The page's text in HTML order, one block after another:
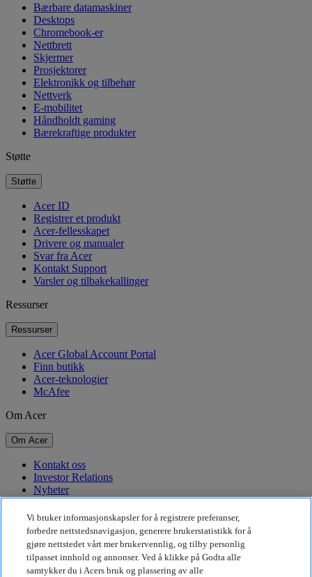
Bærbare datamaskiner
Desktops
Chromebook-er
Nettbrett
Skjermer
Prosjektorer
Elektronikk og tilbehør
Nettverk
E-mobilitet
Håndholdt gaming
Bærekraftige produkter
Støtte
Støtte
Acer ID
Registrer et produkt
Acer-fellesskapet
Drivere og manualer
Svar fra Acer
Kontakt Support
Varsler og tilbakekallinger
Ressurser
Ressurser
Acer Global Account Portal
Finn butikk
Acer-teknologier
McAfee
Om Acer
Om Acer
Kontakt oss
Investor Relations
Nyheter
Priser
Arrangementer
Bærekraft
Bærekraft
Vi bruker informasjonskapsler for å registrere preferanser,
forbedre nettstedsnavigasjon, generere brukerstatistikk for å
gjøre nettstedet vårt mer brukervennlig, og tilby personlig
tilpasset innhold og annonser. Ved å klikke på Godta alle
samtykker du i Acers bruk og plassering av alle